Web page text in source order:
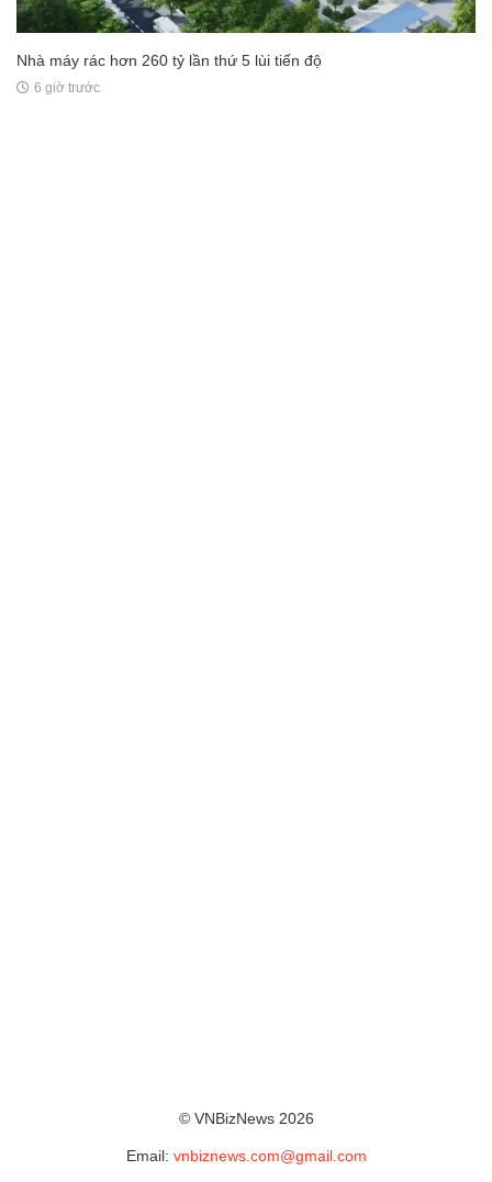
Nhà máy rác hơn 260 tỷ lần thứ 5 lùi tiến độ
6 giờ trước
© VNBizNews 2026
Email: vnbiznews.com@gmail.com